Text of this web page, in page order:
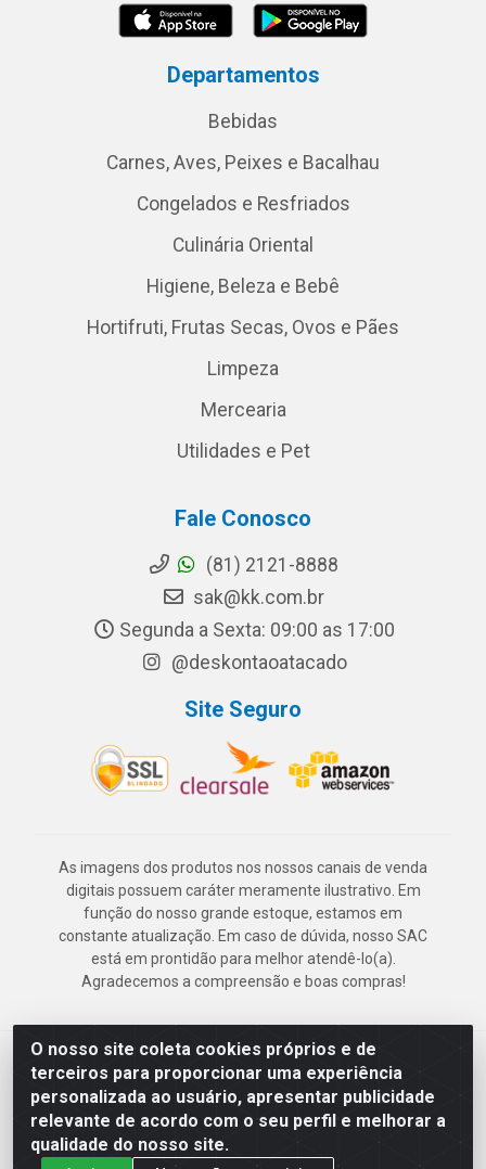
O nosso site coleta cookies próprios e de
terceiros para proporcionar uma experiência
personalizada ao usuário, apresentar publicidade
relevante de acordo com o seu perfil e melhorar a
qualidade do nosso site.
Departamentos
Bebidas
Carnes, Aves, Peixes e Bacalhau
Congelados e Resfriados
Culinária Oriental
Higiene, Beleza e Bebê
Hortifruti, Frutas Secas, Ovos e Pães
Limpeza
Mercearia
Utilidades e Pet
Fale Conosco
(81) 2121-8888
sak@kk.com.br
Segunda a Sexta: 09:00 as 17:00
@deskontaoatacado
Site Seguro
As imagens dos produtos nos nossos canais de venda
digitais possuem caráter meramente ilustrativo. Em
função do nosso grande estoque, estamos em
constante atualização. Em caso de dúvida, nosso SAC
está em prontidão para melhor atendê-lo(a).
Agradecemos a compreensão e boas compras!
Deskontão Atacado - Av. Marechal Mascarenhas de Morais, 2471 -
Imbiribeira - Recife/PE - CEP 51.150-001 - CNPJ 24.150.377/0003-
57